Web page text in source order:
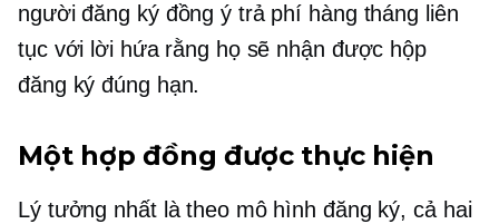
người đăng ký đồng ý trả phí hàng tháng liên
tục với lời hứa rằng họ sẽ nhận được hộp
đăng ký đúng hạn.
Một hợp đồng được thực hiện
Lý tưởng nhất là theo mô hình đăng ký, cả hai